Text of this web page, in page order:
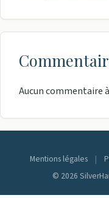
Aucun commentaire
Mentions légales |
© 2026